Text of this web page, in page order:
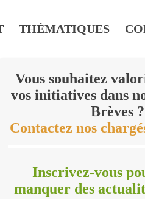
THÉMATIQUES
Vous souhaitez
vos initiatives dans
Brèves ?
Contactez nos
Inscrivez-vous
manquer des